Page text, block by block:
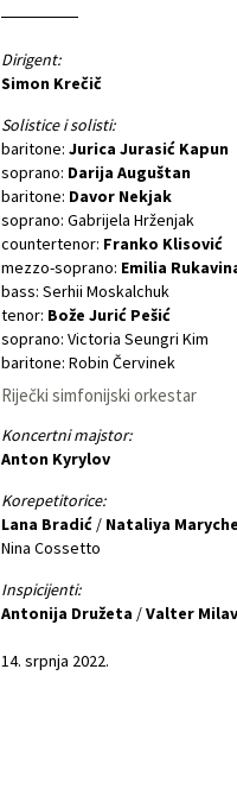
Dirigent:
Simon Krečič
Solistice i solisti:
baritone: Jurica Jurasić Kapun
soprano: Darija Auguštan
baritone: Davor Nekjak
soprano: Gabrijela Hrženjak
countertenor: Franko Klisović
mezzo-soprano: Emilia
bass: Serhii Moskalchuk
tenor: Bože Jurić Pešić
soprano: Victoria Seungri Kim
baritone: Robin Červinek
Riječki simfonijski orkestar
Koncertni majstor:
Anton Kyrylov
Korepetitorice:
Lana Bradić/ Nataliya
Nina Cossetto
Inspicijenti:
Antonija Družeta /Valter
14. srpnja 2022.